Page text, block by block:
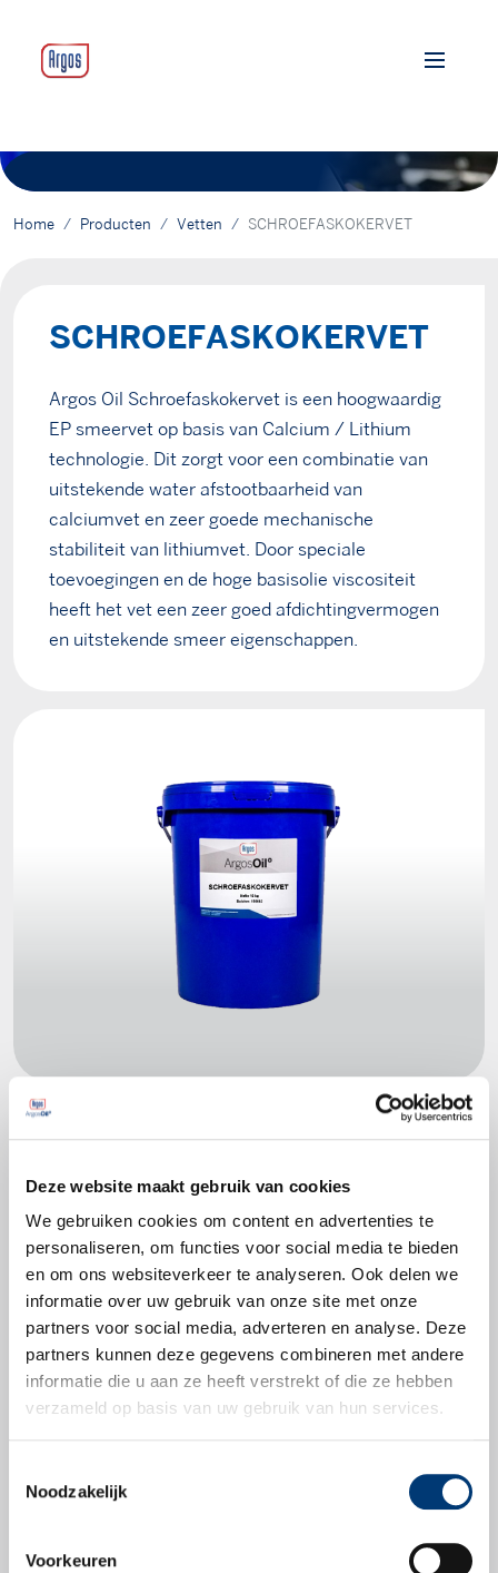
Deze website maakt gebruik van cookies
We gebruiken cookies om content en advertenties te
personaliseren, om functies voor social media te bieden
en om ons websiteverkeer te analyseren. Ook delen we
informatie over uw gebruik van onze site met onze
partners voor social media, adverteren en analyse. Deze
partners kunnen deze gegevens combineren met andere
informatie die u aan ze heeft verstrekt of die ze hebben
verzameld op basis van uw gebruik van hun services.
Noodzakelijk
Voorkeuren
Home Producten Vetten SCHROEFASKOKERVET
SCHROEFASKOKERVET
Argos Oil Schroefaskokervet is een hoogwaardig
EP smeervet op basis van Calcium / Lithium
technologie. Dit zorgt voor een combinatie van
uitstekende water afstootbaarheid van
calciumvet en zeer goede mechanische
stabiliteit van lithiumvet. Door speciale
toevoegingen en de hoge basisolie viscositeit
heeft het vet een zeer goed afdichtingvermogen
en uitstekende smeer eigenschappen.
ISO-L-XBCHB2.5
Productblad